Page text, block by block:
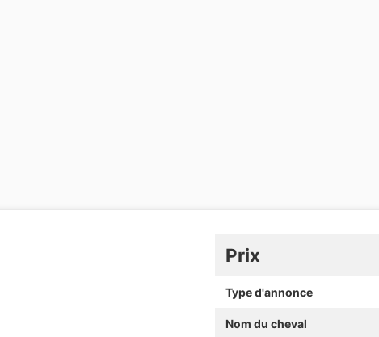
Prix
Type d'annonce
Nom du cheval